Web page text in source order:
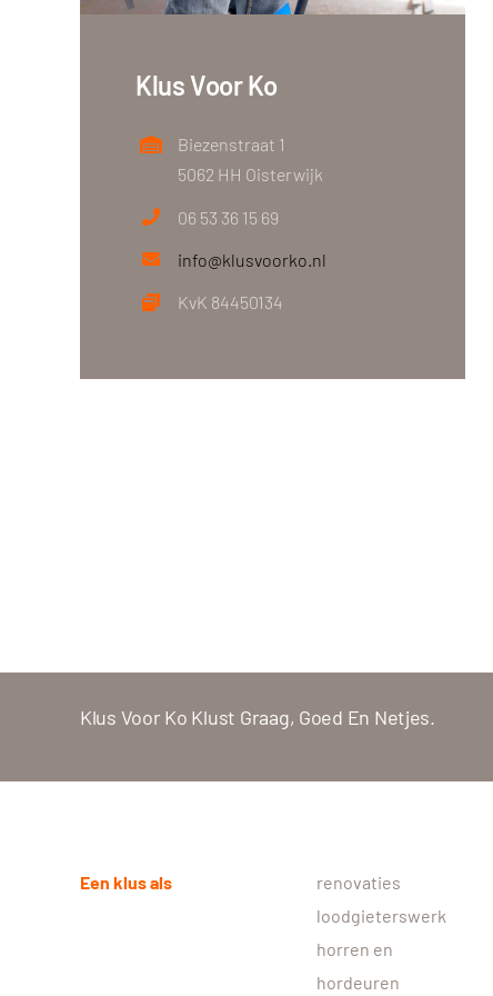
Klus Voor Ko
Biezenstraat 1
5062 HH Oisterwijk
06 53 36 15 69
info@klusvoorko.nl
KvK 84450134
Klus Voor Ko Klust Graag, Goed En Netjes.
Een klus als
renovaties
loodgieterswerk
horren en
hordeuren